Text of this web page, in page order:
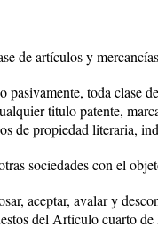
de artículos y
pasivamente, toda clase
titulo patente,
de propiedad literaria,
sociedades con el
aceptar, avalar y
del Artículo cuarto